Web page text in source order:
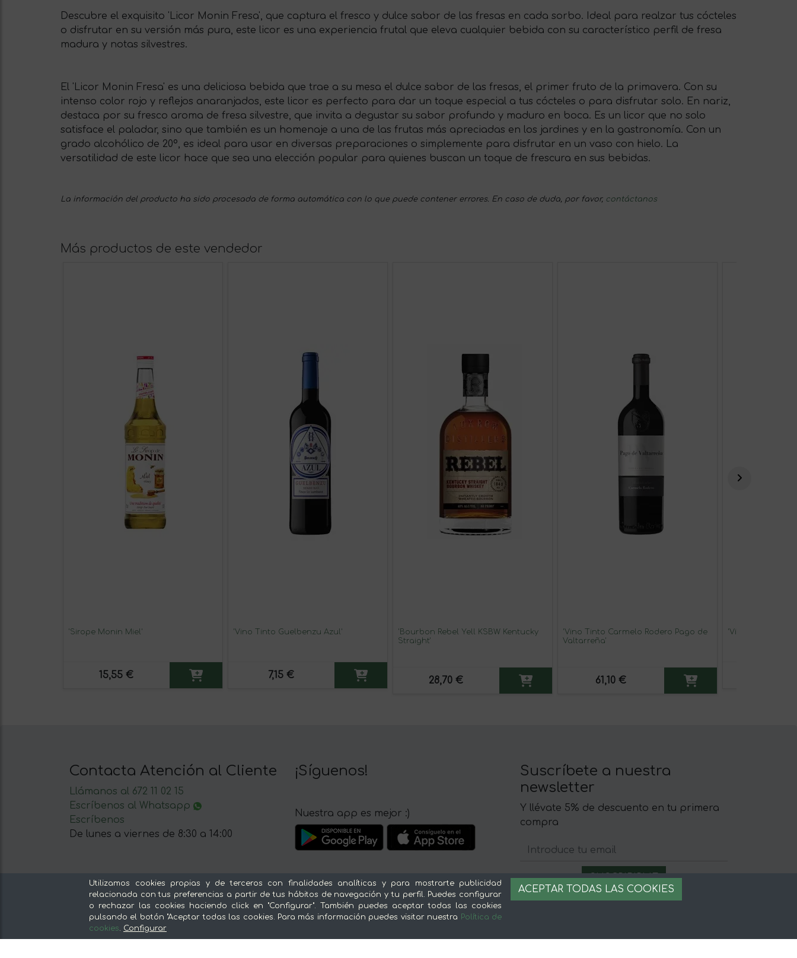
Descubre el exquisito 'Licor Monin Fresa', que captura el fresco y dulce sabor de las fresas en cada sorbo. Ideal para realzar tus cócteles
o disfrutar en su versión más pura, este licor es una experiencia frutal que eleva cualquier bebida con su característico perfil de fresa
madura y notas silvestres.
El 'Licor Monin Fresa' es una deliciosa bebida que trae a su mesa el dulce sabor de las fresas, el primer fruto de la primavera. Con su
intenso color rojo y reflejos anaranjados, este licor es perfecto para dar un toque especial a tus cócteles o para disfrutar solo. En nariz,
destaca por su fresco aroma de fresa silvestre, que invita a degustar su sabor profundo y maduro en boca. Es un licor que no solo
satisface el paladar, sino que también es un homenaje a una de las frutas más apreciadas en los jardines y en la gastronomía. Con un
grado alcohólico de 20º, es ideal para usar en diversas preparaciones o simplemente para disfrutar en un vaso con hielo. La
versatilidad de este licor hace que sea una elección popular para quienes buscan un toque de frescura en sus bebidas.
La información del producto ha sido procesada de forma automática con lo que puede contener errores. En caso de duda, por favor, contáctanos
Más productos de este vendedor
'Sirope Monin Miel'
15,55 €
'Vino Tinto Guelbenzu Azul'
7,15 €
'Bourbon Rebel Yell KSBW Kentucky
Straight'
28,70 €
'Vino Tinto Carmelo Rodero Pago de
Valtarreña'
61,10 €
'Vino Blanco
Contacta Atención al Cliente
Llámanos al 672 11 02 15
Escríbenos al Whatsapp
Escríbenos
De lunes a viernes de 8:30 a 14:00
¡Síguenos!
Nuestra app es mejor :)
Suscríbete a nuestra
newsletter
Y llévate 5% de descuento en tu primera
compra
Nuestras secciones
Del productor, sin intermediarios
Tiendas Especializadas y Productos
Sobre mentta
mentta
Términos y condiciones
Utilizamos cookies propias y de terceros con finalidades analíticas y para mostrarte publicidad
relacionada con tus preferencias a partir de tus hábitos de navegación y tu perfil. Puedes configurar
o rechazar las cookies haciendo click en "Configurar". También puedes aceptar todas las cookies
pulsando el botón "Aceptar todas las cookies. Para más información puedes visitar nuestra Política de
cookies. Configurar
ACEPTAR TODAS LAS COOKIES